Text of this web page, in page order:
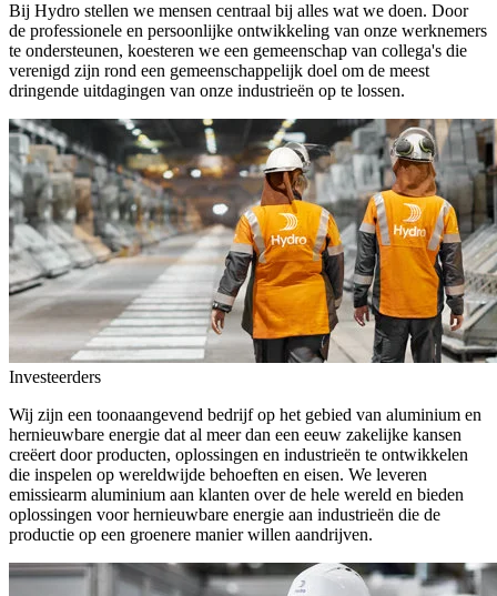
Bij Hydro stellen we mensen centraal bij alles wat we doen. Door
de professionele en persoonlijke ontwikkeling van onze werknemers
te ondersteunen, koesteren we een gemeenschap van collega's die
verenigd zijn rond een gemeenschappelijk doel om de meest
dringende uitdagingen van onze industrieën op te lossen.
Investeerders
Wij zijn een toonaangevend bedrijf op het gebied van aluminium en
hernieuwbare energie dat al meer dan een eeuw zakelijke kansen
creëert door producten, oplossingen en industrieën te ontwikkelen
die inspelen op wereldwijde behoeften en eisen. We leveren
emissiearm aluminium aan klanten over de hele wereld en bieden
oplossingen voor hernieuwbare energie aan industrieën die de
productie op een groenere manier willen aandrijven.